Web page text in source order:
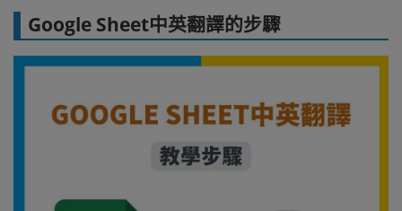
Google Sheet中英翻譯的步驟